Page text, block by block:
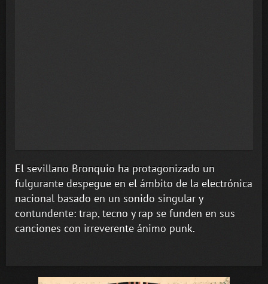
El sevillano Bronquio ha protagonizado un
fulgurante despegue en el ámbito de la electrónica
nacional basado en un sonido singular y
contundente: trap, tecno y rap se funden en sus
canciones con irreverente ánimo punk.